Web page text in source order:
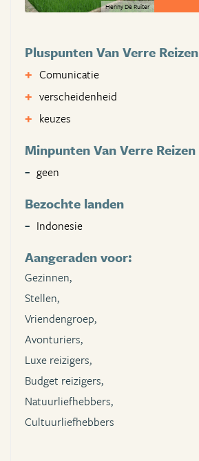
Henny De Ruiter
Pluspunten Van Verre Reizen
Comunicatie
verscheidenheid
keuzes
Minpunten Van Verre Reizen
geen
Bezochte landen
Indonesie
Aangeraden voor:
Gezinnen,
Stellen,
Vriendengroep,
Avonturiers,
Luxe reizigers,
Budget reizigers,
Natuurliefhebbers,
Cultuurliefhebbers